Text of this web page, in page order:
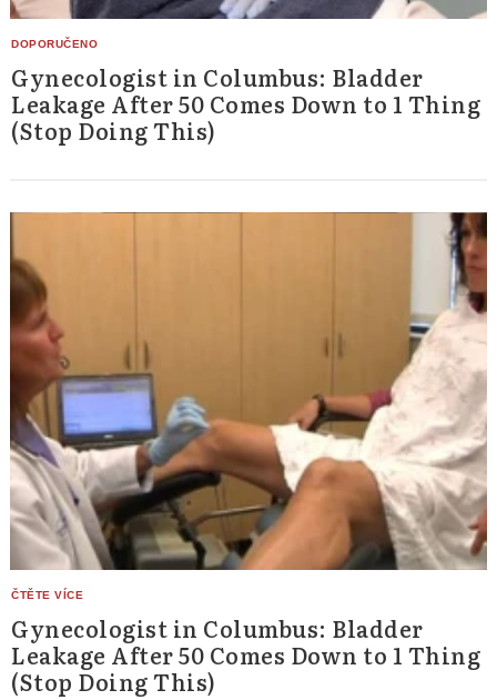
Gynecologist in Columbus: Bladder
Leakage After 50 Comes Down to 1 Thing
(Stop Doing This)
Gynecologist in Columbus: Bladder
Leakage After 50 Comes Down to 1 Thing
(Stop Doing This)